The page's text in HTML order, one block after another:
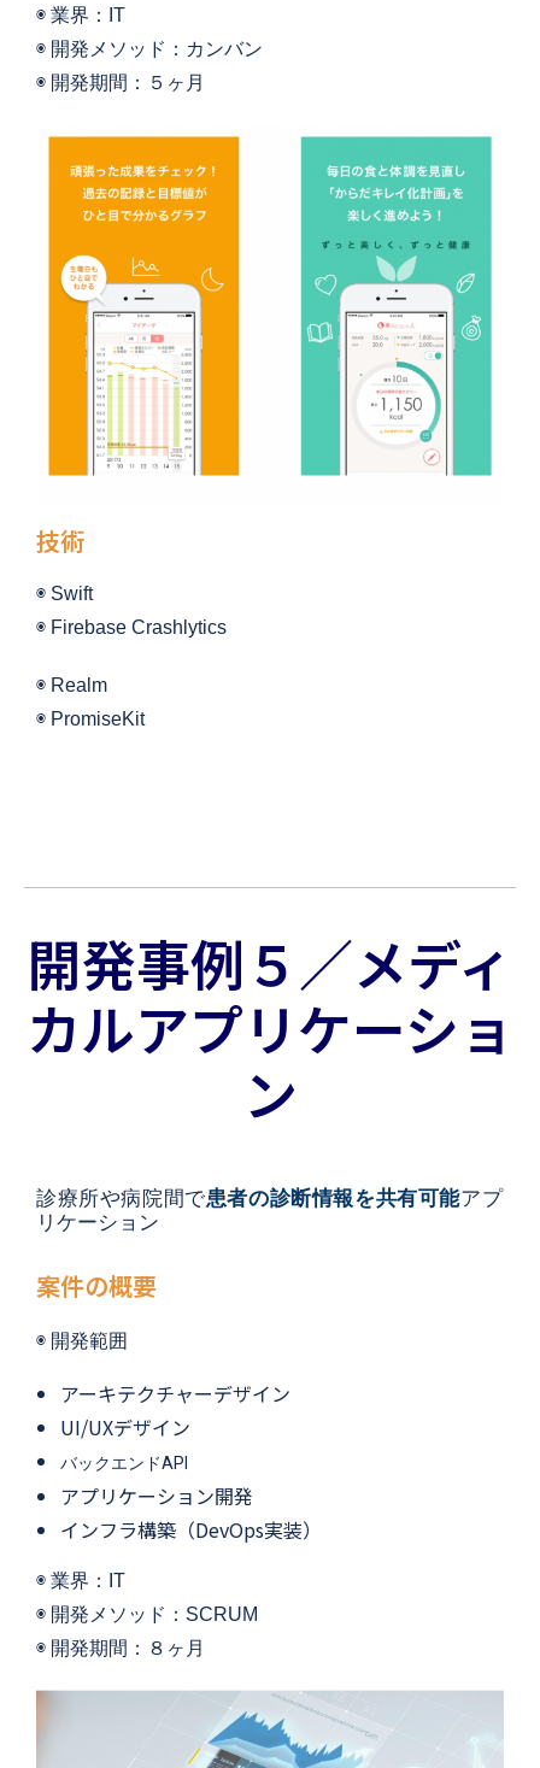
◉ 業界：IT
◉ 開発メソッド：カンバン
◉ 開発期間：５ ヶ月
技術
◉ Swift
◉ Firebase Crashlytics
◉ Realm
◉ PromiseKit
開発事例５／メディ
カルアプリケーショ
ン
診療所や病院間で患者の診断情報を共有可能アプ
リケーション
案件の概要
◉ 開発範囲
アーキテクチャーデザイン
UI/UXデザイン
バックエンドAPI
アプリケーション開発
インフラ構築（DevOps実装）
◉ 業界：IT
◉ 開発メソッド：SCRUM
◉ 開発期間：８ ヶ月